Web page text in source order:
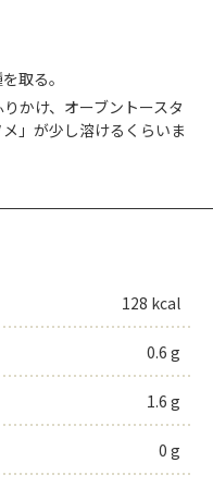
取る。
かけ、オーブントースタ
」が少し溶けるくらいま
128 kcal
0.6 g
1.6 g
0 g